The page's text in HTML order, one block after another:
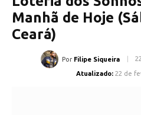
Manhã de Hoje
Ceará)
Por Filipe Siqueira
Atualizado: 22 de